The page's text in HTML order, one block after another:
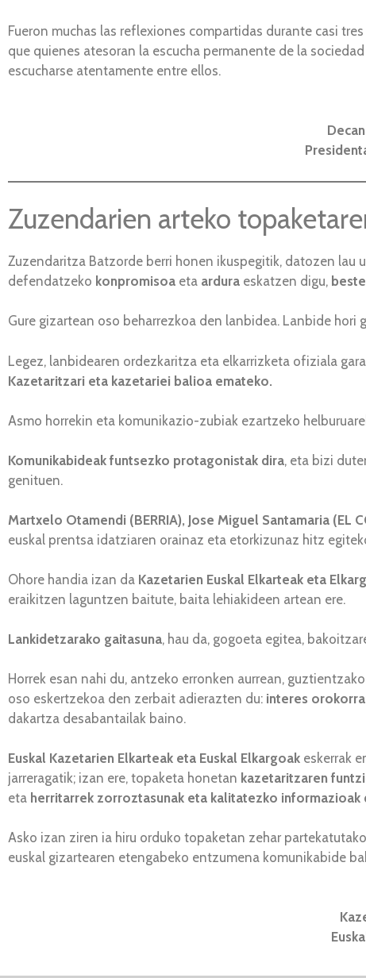
Fueron muchas las reflexiones compartidas durante casi
que quienes atesoran la escucha permanente de la
escucharse atentamente entre ellos.
Zuzendarien arteko
Zuzendaritza Batzorde berri honen ikuspegitik, datozen lau
defendatzeko konpromisoa eta ardura eskatzen digu,
Gure gizartean oso beharrezkoa den lanbidea. Lanbide
Legez, lanbidearen ordezkaritza eta elkarrizketa ofiziala
Kazetaritzari eta kazetariei balioa emateko.
Asmo horrekin eta komunikazio-zubiak ezartzeko
Komunikabideak funtsezko protagonistak dira, eta bizi
genituen.
Martxelo Otamendi (BERRIA), Jose Miguel Santamaria (EL
euskal prentsa idatziaren orainaz eta etorkizunaz hitz
Ohore handia izan da Kazetarien Euskal Elkarteak eta
eraikitzen laguntzen baitute, baita lehiakideen artean ere.
Lankidetzarako gaitasuna, hau da, gogoeta egitea,
Horrek esan nahi du, antzeko erronken aurrean,
oso eskertzekoa den zerbait adierazten du: interes
dakartza desabantailak baino.
Euskal Kazetarien Elkarteak eta Euskal Elkargoak eskerrak
jarreragatik; izan ere, topaketa honetan kazetaritzaren
eta herritarrek zorroztasunak eta kalitatezko informazioak
Asko izan ziren ia hiru orduko topaketan zehar
euskal gizartearen etengabeko entzumena komunikabide